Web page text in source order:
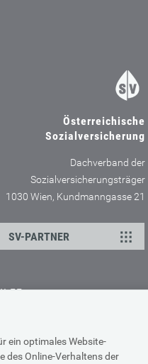
ein optimales Website-
des Online-Verhaltens der
Österreichische
Sozialversicherung
Dachverband der
Sozialversicherungsträger
1030 Wien, Kundmanngasse 21
SV-PARTNER
Info & Sicherheit
zur Suche